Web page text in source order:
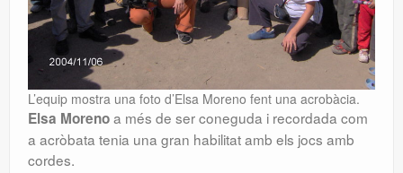
L’equip mostra una foto d’Elsa Moreno fent una acrobàcia.
Elsa Morenoa més de ser coneguda i recordada com
a acròbata tenia una gran habilitat amb els jocs amb
cordes.